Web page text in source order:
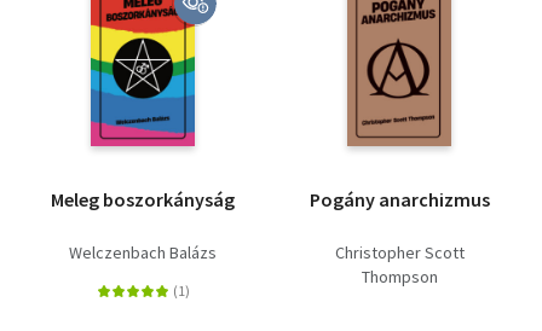
Meleg boszorkányság
Welczenbach Balázs
Pogány anarchizmus
Christopher Scott
Thompson